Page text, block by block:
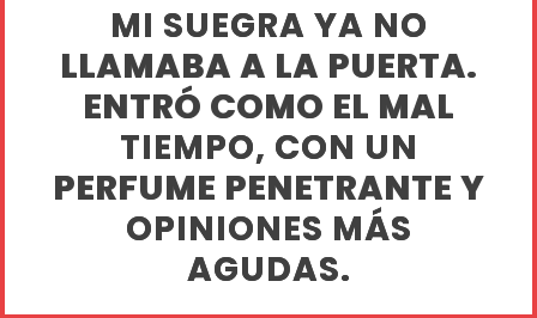
MI SUEGRA YA NO
LLAMABA A LA PUERTA.
ENTRÓ COMO EL MAL
TIEMPO, CON UN
PERFUME PENETRANTE Y
OPINIONES MÁS
AGUDAS.